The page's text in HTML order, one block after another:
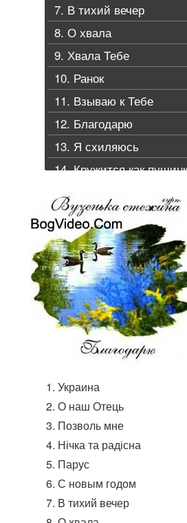
7. В тихий вечер
8. О хвала
9. Хвала Тебе
10. Ранок
11. Взываю к Тебе
12. Благодарю
13. Я схиляюсь
14. Кружится как
Украина
О наш Отець
Позволь мне
Нічка та радісна
Парус
С новым годом
В тихий вечер